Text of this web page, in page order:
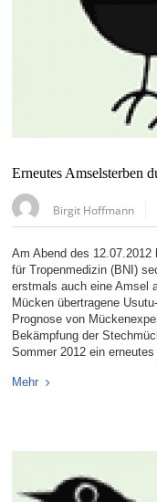
Erneutes Amselsterben
Birgit Hoffmann
Am Abend des
für Tropenmedizin (BNI)
erstmals auch eine Amsel
Mücken übertragene
Prognose von
Bekämpfung der
Sommer 2012 ein
Mehr